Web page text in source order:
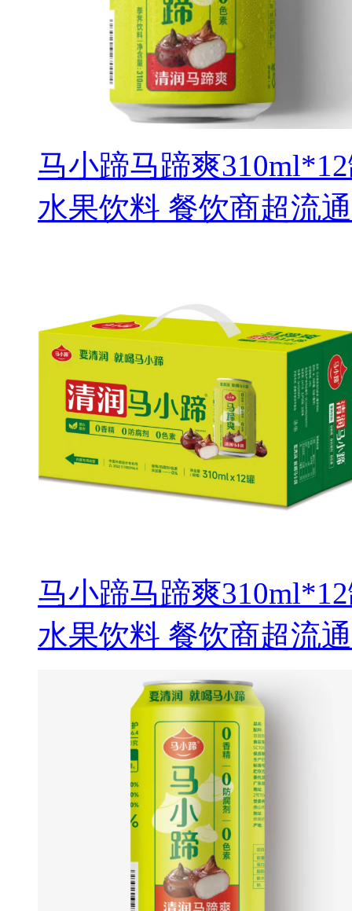
马小蹄马蹄爽
水果饮料 餐饮商超流通
马小蹄马蹄爽
水果饮料 餐饮商超流通